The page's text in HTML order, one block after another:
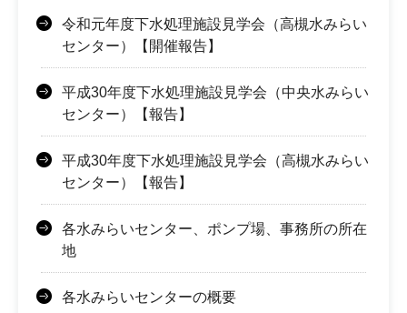
令和元年度下水処理施設見学会（高槻水みらい
センター）【開催報告】
平成30年度下水処理施設見学会（中央水みらい
センター）【報告】
平成30年度下水処理施設見学会（高槻水みらい
センター）【報告】
各水みらいセンター、ポンプ場、事務所の所在
地
各水みらいセンターの概要